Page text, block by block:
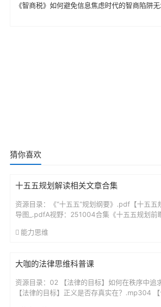
《智商税》如何避免信息焦虑时代的智商陷阱
猜你喜欢
十五五规划解读相关文章合集
资源目录：《“十五五”规划纲要》.pdf【十五
导图_.pdfA视野：251004合集《十五五规划
能力思维
大咖的法律思维科普课
资源目录：02 【法律的目标】如何在秩序中追
【法律的目标】正义是否存真实在？.mp304